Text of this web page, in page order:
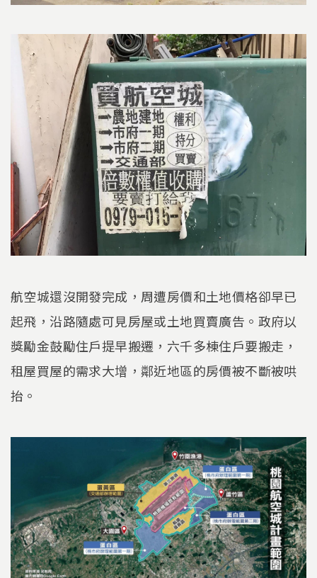
航空城還沒開發完成，周遭房價和土地價格卻早已
起飛，沿路隨處可見房屋或土地買賣廣告。政府以
獎勵金鼓勵住戶提早搬遷，六千多棟住戶要搬走，
租屋買屋的需求大增，鄰近地區的房價被不斷被哄
抬。